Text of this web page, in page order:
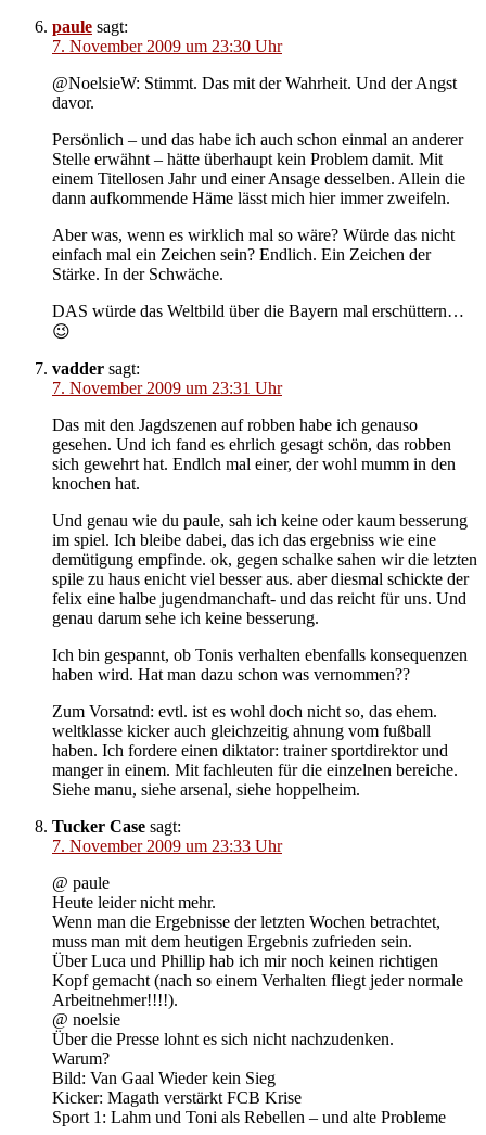
paule sagt:
7. November 2009 um 23:30 Uhr
@NoelsieW: Stimmt. Das mit der Wahrheit. Und der Angst
davor.
Persönlich – und das habe ich auch schon einmal an anderer
Stelle erwähnt – hätte überhaupt kein Problem damit. Mit
einem Titellosen Jahr und einer Ansage desselben. Allein die
dann aufkommende Häme lässt mich hier immer zweifeln.
Aber was, wenn es wirklich mal so wäre? Würde das nicht
einfach mal ein Zeichen sein? Endlich. Ein Zeichen der
Stärke. In der Schwäche.
DAS würde das Weltbild über die Bayern mal erschüttern…
😉
vadder sagt:
7. November 2009 um 23:31 Uhr
Das mit den Jagdszenen auf robben habe ich genauso
gesehen. Und ich fand es ehrlich gesagt schön, das robben
sich gewehrt hat. Endlch mal einer, der wohl mumm in den
knochen hat.
Und genau wie du paule, sah ich keine oder kaum besserung
im spiel. Ich bleibe dabei, das ich das ergebniss wie eine
demütigung empfinde. ok, gegen schalke sahen wir die letzten
spile zu haus enicht viel besser aus. aber diesmal schickte der
felix eine halbe jugendmanchaft- und das reicht für uns. Und
genau darum sehe ich keine besserung.
Ich bin gespannt, ob Tonis verhalten ebenfalls konsequenzen
haben wird. Hat man dazu schon was vernommen??
Zum Vorsatnd: evtl. ist es wohl doch nicht so, das ehem.
weltklasse kicker auch gleichzeitig ahnung vom fußball
haben. Ich fordere einen diktator: trainer sportdirektor und
manger in einem. Mit fachleuten für die einzelnen bereiche.
Siehe manu, siehe arsenal, siehe hoppelheim.
Tucker Case sagt:
7. November 2009 um 23:33 Uhr
@ paule
Heute leider nicht mehr.
Wenn man die Ergebnisse der letzten Wochen betrachtet,
muss man mit dem heutigen Ergebnis zufrieden sein.
Über Luca und Phillip hab ich mir noch keinen richtigen
Kopf gemacht (nach so einem Verhalten fliegt jeder normale
Arbeitnehmer!!!!).
@ noelsie
Über die Presse lohnt es sich nicht nachzudenken.
Warum?
Bild: Van Gaal Wieder kein Sieg
Kicker: Magath verstärkt FCB Krise
Sport 1: Lahm und Toni als Rebellen – und alte Probleme